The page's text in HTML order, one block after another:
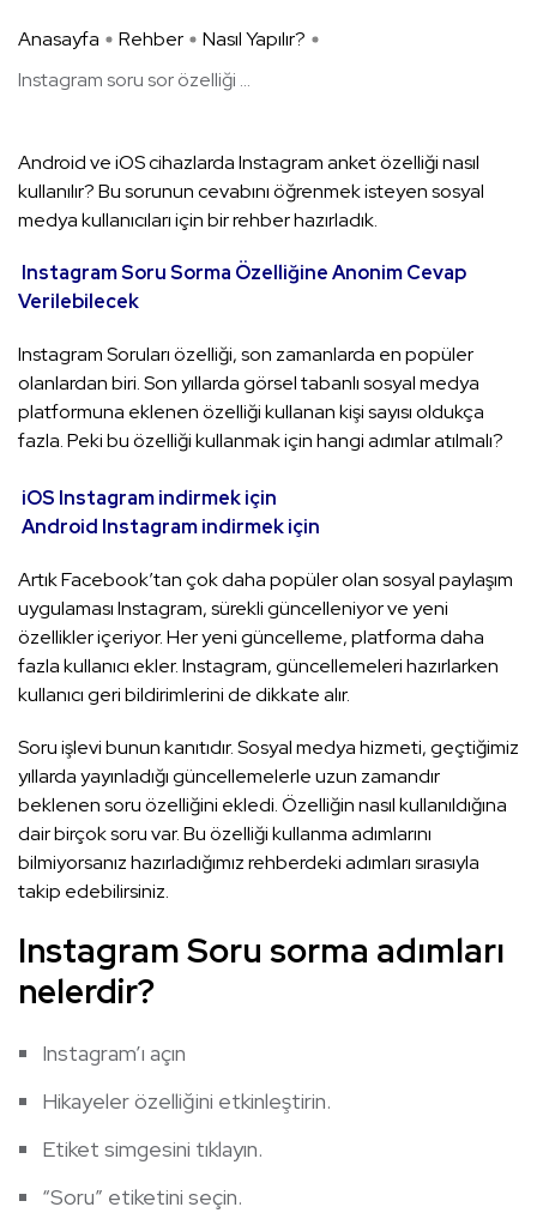
Anasayfa Rehber
Nasıl Yapılır?
Instagram soru sor özelliği ...
Android ve iOS cihazlarda Instagram anket özelliği nasıl
kullanılır? Bu sorunun cevabını öğrenmek isteyen sosyal
medya kullanıcıları için bir rehber hazırladık.
Instagram Soru Sorma Özelliğine Anonim Cevap
Verilebilecek
Instagram Soruları özelliği, son zamanlarda en popüler
olanlardan biri. Son yıllarda görsel tabanlı sosyal medya
platformuna eklenen özelliği kullanan kişi sayısı oldukça
fazla. Peki bu özelliği kullanmak için hangi adımlar atılmalı?
iOS Instagram indirmek için
Android Instagram indirmek için
Artık Facebook’tan çok daha popüler olan sosyal paylaşım
uygulaması Instagram, sürekli güncelleniyor ve yeni
özellikler içeriyor. Her yeni güncelleme, platforma daha
fazla kullanıcı ekler. Instagram, güncellemeleri hazırlarken
kullanıcı geri bildirimlerini de dikkate alır.
Soru işlevi bunun kanıtıdır. Sosyal medya hizmeti, geçtiğimiz
yıllarda yayınladığı güncellemelerle uzun zamandır
beklenen soru özelliğini ekledi. Özelliğin nasıl kullanıldığına
dair birçok soru var. Bu özelliği kullanma adımlarını
bilmiyorsanız hazırladığımız rehberdeki adımları sırasıyla
takip edebilirsiniz.
Instagram Soru sorma adımları
nelerdir?
Instagram’ı açın
Hikayeler özelliğini etkinleştirin.
Etiket simgesini tıklayın.
“Soru” etiketini seçin.